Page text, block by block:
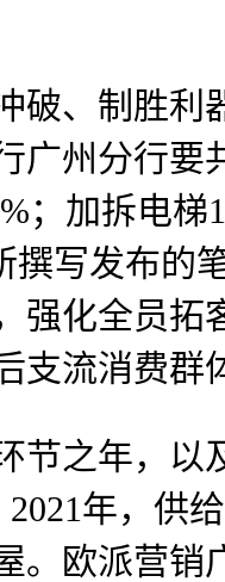
、制胜利
广州分行要
；加拆电
写发布的
强化全员拓
流消费群
之年，以
年，供
。欧派营销